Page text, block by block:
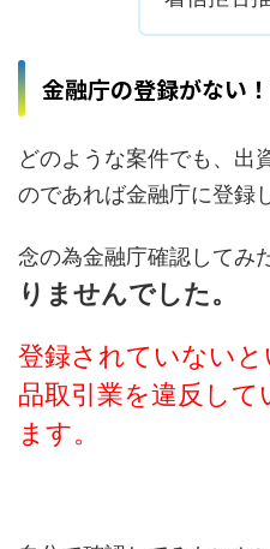
金融庁の登録がない
どのような案件でも、出
のであれば金融庁に登録
念の為金融庁確認してみ
りませんでした。
登録されていない
品取引業を違反して
ます。